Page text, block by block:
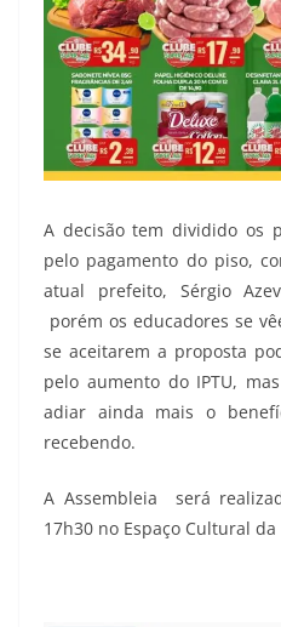
A decisão tem dividido os
pelo pagamento do piso,
atual prefeito, Sérgio
porém os educadores se
se aceitarem a proposta
pelo aumento do IPTU,
adiar ainda mais o
recebendo.
A Assembleia será
17h30 no Espaço Cultural da